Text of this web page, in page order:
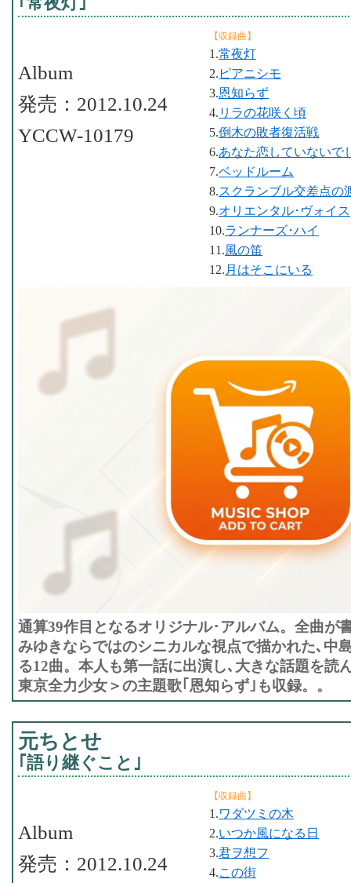
【収録曲】
1.常夜灯
2. ピアニシモ
3.恩知らず
4. リラの花咲く頃
5.倒木の敗者復活戦
6.あなた恋していないで
7.ベッドルーム
8.スクランブル交差点の
9.オリエンタル･ヴォイス
10.ランナーズ･ハイ
11.風の笛
12. 月はそこにいる
Album
発売：2012.10.24
YCCW-10179
通算39作目となるオリジナル･アルバム。全曲が
みゆきならではのシニカルな視点で描かれた､中
る12曲。本人も第一話に出演し､大きな話題を読
東京全力少女＞の主題歌｢恩知らず｣も収録。。
元ちとせ
｢語り継ぐこと｣
【収録曲】
1.ワダツミの木
2.いつか風になる日
3.君ヲ想フ
4.この街
Album
発売：2012.10.24